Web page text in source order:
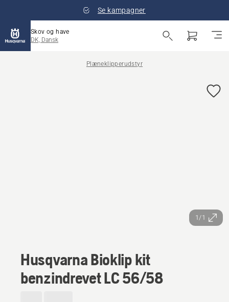
Se kampagner
Skov og have
DK, Dansk
Plæneklipperudstyr
1/1
Husqvarna Bioklip kit
benzindrevet LC 56/58